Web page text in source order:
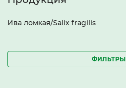
Ива ломкая/Salix fragilis
ФИЛЬТРЫ